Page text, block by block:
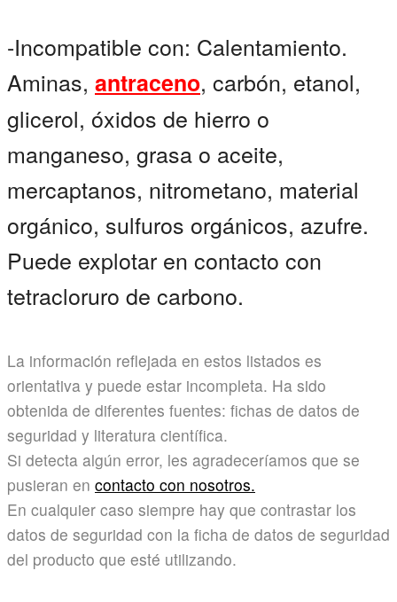
-Incompatible con: Calentamiento.
Aminas, antraceno, carbón, etanol,
glicerol, óxidos de hierro o
manganeso, grasa o aceite,
mercaptanos, nitrometano, material
orgánico, sulfuros orgánicos, azufre.
Puede explotar en contacto con
tetracloruro de carbono.
La información reflejada en estos listados es
orientativa y puede estar incompleta. Ha sido
obtenida de diferentes fuentes: fichas de datos de
seguridad y literatura científica.
Si detecta algún error, les agradeceríamos que se
pusieran en contacto con nosotros.
En cualquier caso siempre hay que contrastar los
datos de seguridad con la ficha de datos de seguridad
del producto que esté utilizando.